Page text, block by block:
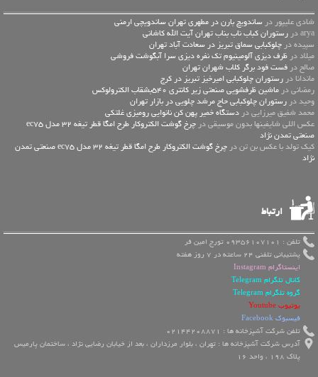
شادی علیپور در ساندویچ بارن در مطهری تهران ساندویچی ارمنی
arya در
رستوران کباب ناب بناب تهران آیت الله کاشانی
سپیده در چلوکبابی سماق تبریز در سعادت آباد تهران
میلاد در ظرف دیزی آلومینیوم تک نفره دیزی سرا آبگوشت فروشی
صالح در فست فود برگر کلاب شهران تهران
ماندانا در رستوران چلوکبابی امیرخیز تبریز در کرج
رمضانی در ماشین ظرفشویی صنعتی زیر کانتری 540بشقاب الکترولوکس
وحید در رستوران چلوکبابی حاج مرشد چلویی در بازار تهران
محمد شفیق میرزایی در دستگاه خمیر پهن کن نانوایی رومیزی غلتکی
عكس اللي شايفينها بدون موسيقى در
چرخ گوشت الکتروکار طرح امگا قطر تیغه 32 مدل ec75
صنعتی تمدن نژاد
کیک تولد با عکس بن تن در
چرخ گوشت الکتروکار طرح امگا قطر تیغه 32 مدل ec75 صنعتی تمدن
نژاد
ارتباط
تلفن : 09356107101 تورج امین فر
پشتیبانی تلفنی 24 ساعته در 7 روز هفته
اینستاگرام Instagram
کانال تلگرام Telegram
گروه تلگرام Telegram
یوتیوب Youtube
فیسبوک Facebook
تلفن شرکت آشپزخانه ها : 02144208871
آدرس شرکت آشپزخانه ها : تهران ، بلوار مرزداران ، بعد از خیابان رضایی نژاد ، ساختمان پارمیس
پلاک 198 ، واحد 16